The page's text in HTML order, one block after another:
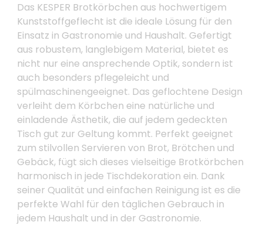
Das KESPER Brotkörbchen aus hochwertigem
Kunststoffgeflecht ist die ideale Lösung für den
Einsatz in Gastronomie und Haushalt. Gefertigt
aus robustem, langlebigem Material, bietet es
nicht nur eine ansprechende Optik, sondern ist
auch besonders pflegeleicht und
spülmaschinengeeignet. Das geflochtene Design
verleiht dem Körbchen eine natürliche und
einladende Ästhetik, die auf jedem gedeckten
Tisch gut zur Geltung kommt. Perfekt geeignet
zum stilvollen Servieren von Brot, Brötchen und
Gebäck, fügt sich dieses vielseitige Brotkörbchen
harmonisch in jede Tischdekoration ein. Dank
seiner Qualität und einfachen Reinigung ist es die
perfekte Wahl für den täglichen Gebrauch in
jedem Haushalt und in der Gastronomie.